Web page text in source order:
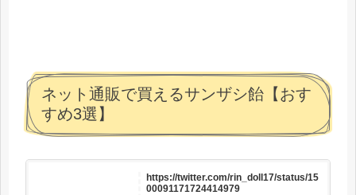
ネット通販で買えるサンザシ飴【おす
すめ3選】
https://twitter.com/rin_doll17/status/15
00091171724414979